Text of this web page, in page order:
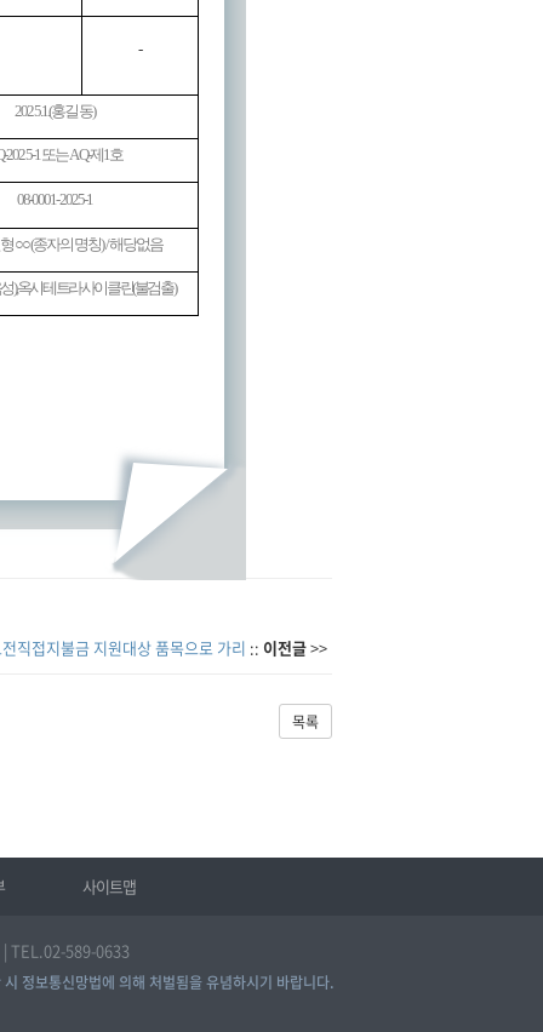
-
2025.1.(홍길동)
2025-1또는AQ-제1호
08-0001-2025-1
○○(종자의 명칭) /해당없음
),옥시테트라사이클린(불검출)
직접지불금 지원대상 품목으로 가리 :: 이전글>>
목록
사이트맵
| TEL.02-589-0633
정보통신망법에 의해 처벌됨을 유념하시기 바랍니다.